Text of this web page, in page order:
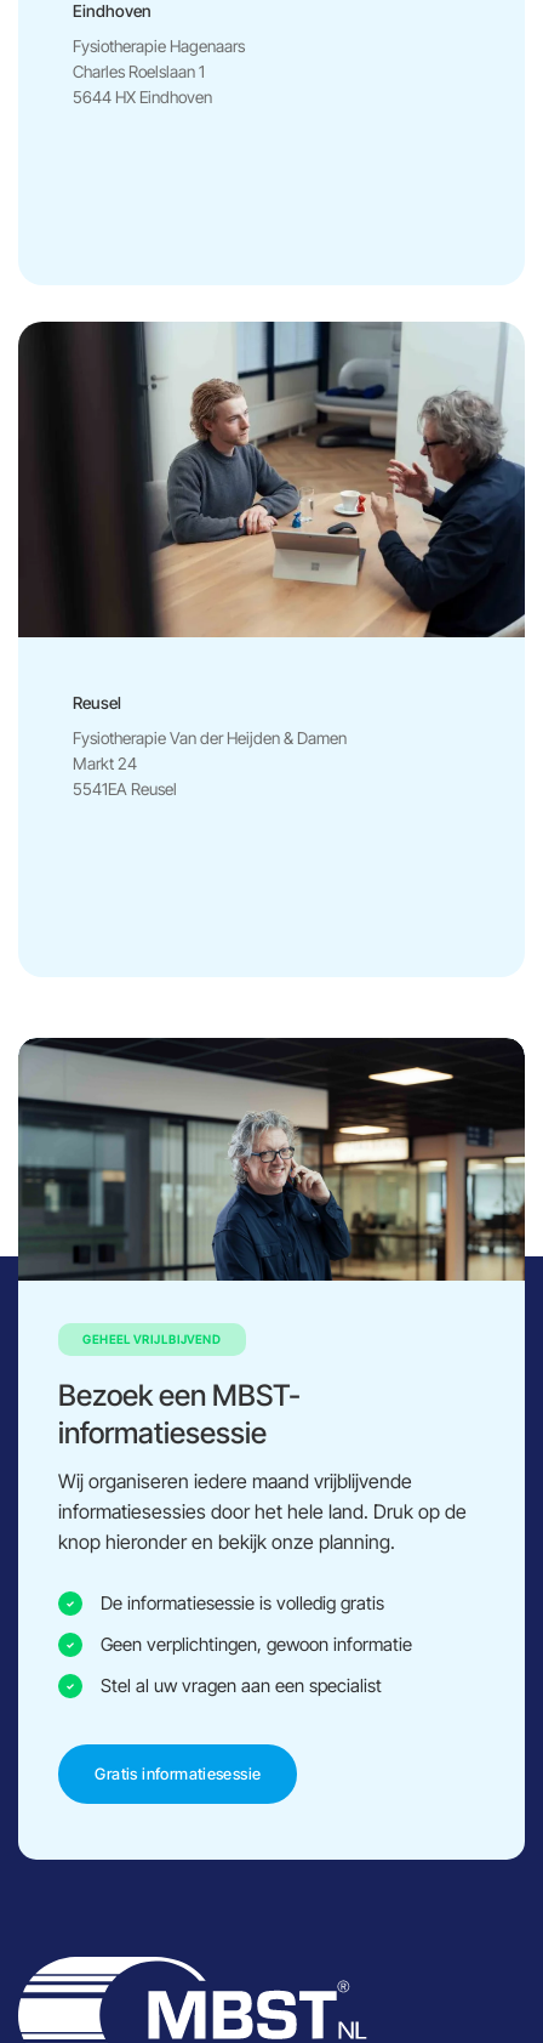
Eindhoven
Fysiotherapie Hagenaars
Charles Roelslaan 1
5644 HX Eindhoven
Reusel
Fysiotherapie Van der Heijden & Damen
Markt 24
5541EA Reusel
GEHEEL VRIJLBIJVEND
Bezoek een MBST-
informatiesessie
Wij organiseren iedere maand vrijblijvende
informatiesessies door het hele land. Druk op de
knop hieronder en bekijk onze planning.
De informatiesessie is volledig gratis
Geen verplichtingen, gewoon informatie
Stel al uw vragen aan een specialist
Gratis informatiesessie